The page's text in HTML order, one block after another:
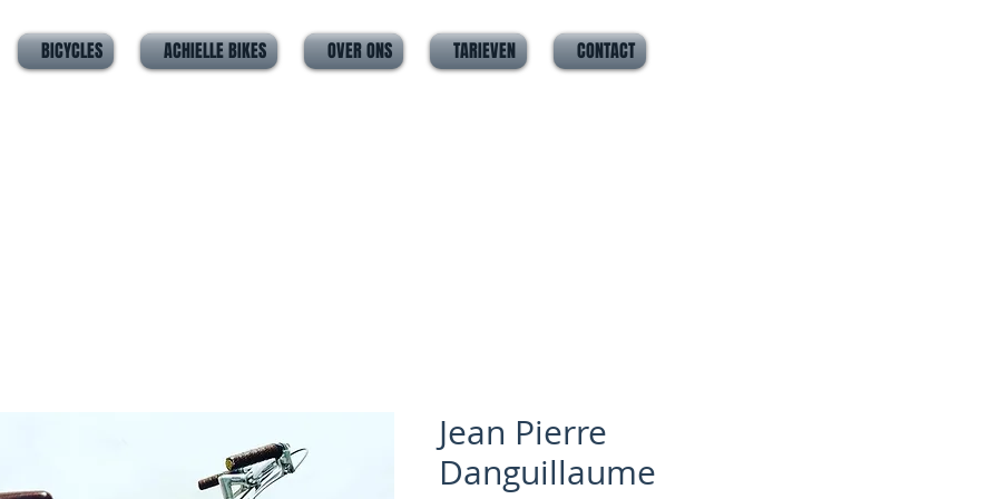
BICYCLES ACHIELLE BIKES OVER ONS TARIEVEN CONTACT
Jean Pierre
Danguillaume